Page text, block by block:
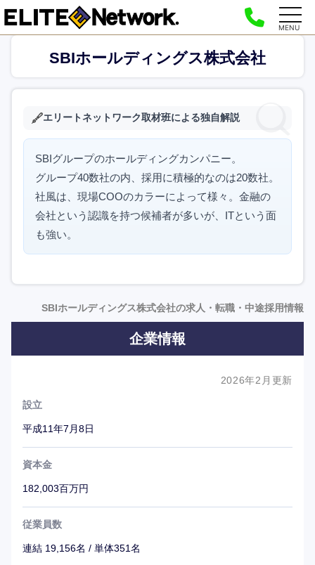
MENU
SBIホールディングス株式会社
エリートネットワーク取材班による独自解説
SBIグループのホールディングカンパニー。
グループ40数社の内、採用に積極的なのは20数社。
社風は、現場COOのカラーによって様々。金融の
会社という認識を持つ候補者が多いが、ITという面
も強い。
SBIホールディングス株式会社の求人・転職・中途採用情報
企業情報
2026年2月更新
設立
平成11年7月8日
資本金
182,003百万円
従業員数
連結 19,156名 / 単体351名